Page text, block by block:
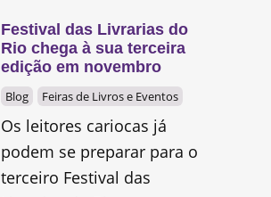
Festival das Livrarias do
Rio chega à sua terceira
edição em novembro
Blog Feiras de Livros e Eventos
Os leitores cariocas já
podem se preparar para o
terceiro Festival das